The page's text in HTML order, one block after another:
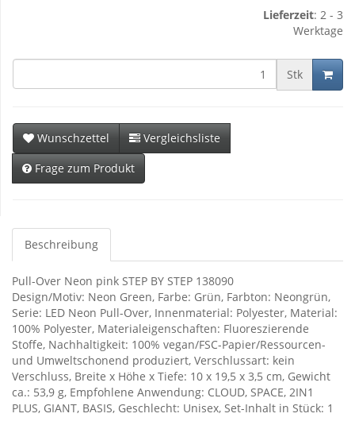
Lieferzeit: 2 - 3
Werktage
Stk
Wunschzettel
Vergleichsliste
Frage zum Produkt
Beschreibung
Pull-Over Neon pink STEP BY STEP 138090
Design/Motiv: Neon Green, Farbe: Grün, Farbton: Neongrün,
Serie: LED Neon Pull-Over, Innenmaterial: Polyester, Material:
100% Polyester, Materialeigenschaften: Fluoreszierende
Stoffe, Nachhaltigkeit: 100% vegan/FSC-Papier/Ressourcen-
und Umweltschonend produziert, Verschlussart: kein
Verschluss, Breite x Höhe x Tiefe: 10 x 19,5 x 3,5 cm, Gewicht
ca.: 53,9 g, Empfohlene Anwendung: CLOUD, SPACE, 2IN1
PLUS, GIANT, BASIS, Geschlecht: Unisex, Set-Inhalt in Stück: 1